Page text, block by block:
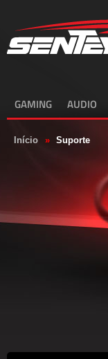
GAMING AUDIO
Início » Suporte